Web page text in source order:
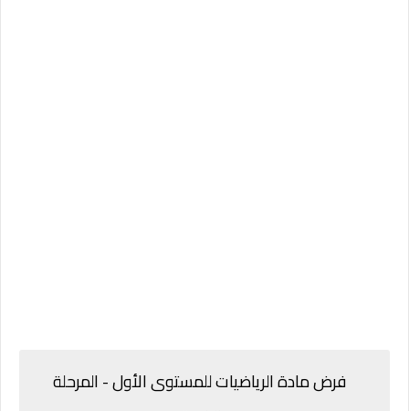
فرض مادة الرياضيات للمستوى الأول - المرحلة